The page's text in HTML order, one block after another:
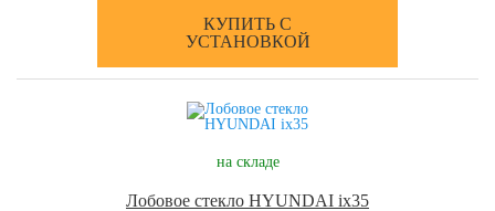
КУПИТЬ С
УСТАНОВКОЙ
на складе
Лобовое стекло HYUNDAI ix35